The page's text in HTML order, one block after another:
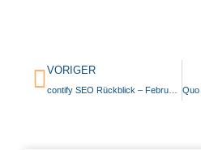
VORIGER